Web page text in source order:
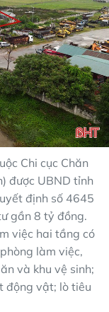
Chi cục Chăn
được UBND tỉnh
định số 4645
gần 8 tỷ đồng.
việc hai tầng có
làm việc,
và khu vệ sinh;
động vật; lò tiêu